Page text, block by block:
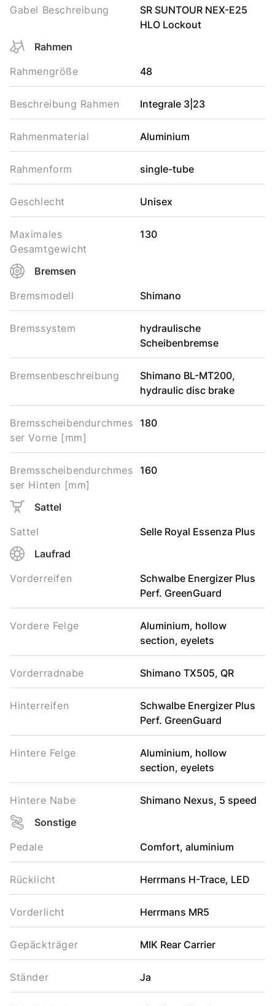
Gabel Beschreibung
SR SUNTOUR NEX-E25
HLO Lockout
Rahmen
Rahmengröße
48
Beschreibung Rahmen Integrale 3|23
Rahmenmaterial Aluminium
Rahmenform single-tube
Geschlecht Unisex
Maximales
Gesamtgewicht
130
Bremsen
Bremsmodell
Shimano
Bremssystem
hydraulische
Scheibenbremse
Bremsenbeschreibung
Shimano BL-MT200,
hydraulic disc brake
Bremsscheibendurchmes
ser Vorne [mm]
180
Bremsscheibendurchmes
ser Hinten [mm]
160
Sattel
Sattel
Selle Royal Essenza Plus
Laufrad
Vorderreifen
Schwalbe Energizer Plus
Perf. GreenGuard
Vordere Felge
Aluminium, hollow
section, eyelets
Vorderradnabe Shimano TX505, QR
Hinterreifen
Schwalbe Energizer Plus
Perf. GreenGuard
Hintere Felge
Aluminium, hollow
section, eyelets
Hintere Nabe
Shimano Nexus, 5 speed
Sonstige
Pedale
Comfort, aluminium
Rücklicht Herrmans H-Trace, LED
Vorderlicht Herrmans MR5
Gepäckträger MIK Rear Carrier
Ständer Ja